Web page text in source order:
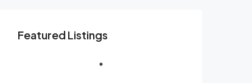
Featured Listings